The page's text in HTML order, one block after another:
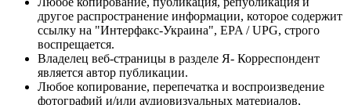
другое распространение информации, которое содержит
ссылку на "Интерфакс-Украина", EPA / UPG, строго
воспрещается.
Владелец веб-страницы в разделе Я- Корреспондент
является автор публикации.
Любое копирование, перепечатка и воспроизведение
фотографий и/или аудиовизуальных материалов,